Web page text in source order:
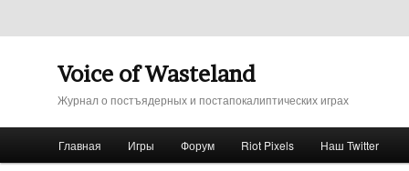
Voice of Wasteland
Журнал о постъядерных и постапокалиптических играх
Перейти к основному содержимому
Перейти к дополнительному содержимому
Главная Игры Форум Riot Pixels Наш Twitter